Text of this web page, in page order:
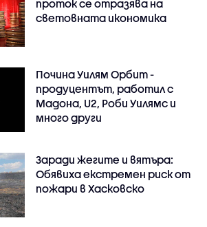
проток се отразява на
световната икономика
Почина Уилям Орбит -
продуцентът, работил с
Мадона, U2, Роби Уилямс и
много други
Заради жегите и вятъра:
Обявиха екстремен риск от
пожари в Хасковско